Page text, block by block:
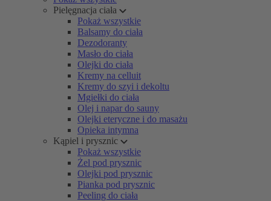
Pielęgnacja ciała
Pokaż wszystkie
Balsamy do ciała
Dezodoranty
Masło do ciała
Olejki do ciała
Kremy na celluit
Kremy do szyi i dekoltu
Mgiełki do ciała
Olej i napar do sauny
Olejki eteryczne i do masażu
Opieka intymna
Kąpiel i prysznic
Pokaż wszystkie
Żel pod prysznic
Olejki pod prysznic
Pianka pod prysznic
Peeling do ciała